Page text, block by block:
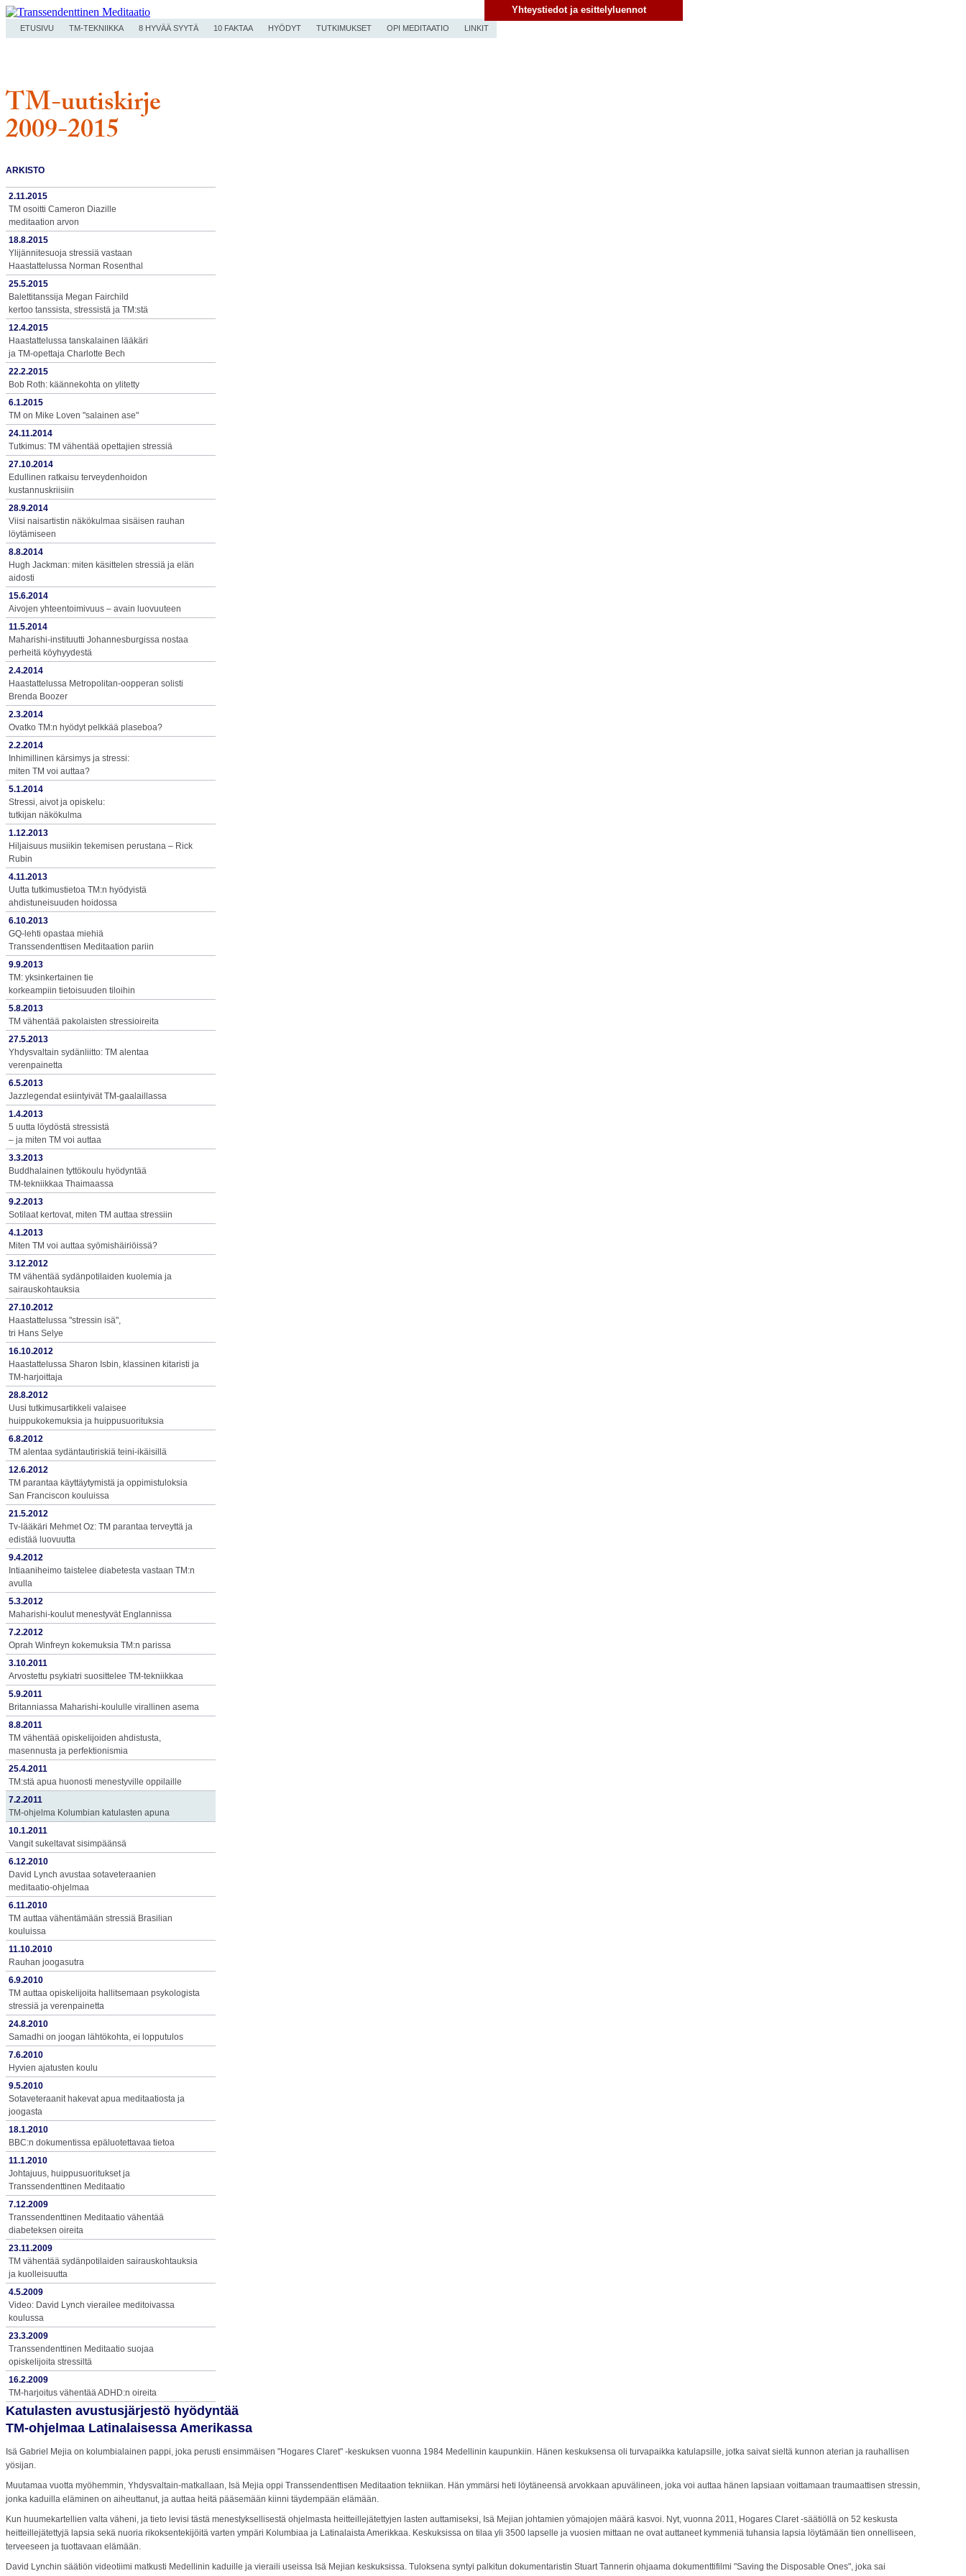
ETUSIVU TM-TEKNIIKKA 8 HYVÄÄ SYYTÄ 10 FAKTAA HYÖDYT TUTKIMUKSET OPI MEDITAATIO LINKIT
TM-uutiskirje
2009-2015
ARKISTO
2.11.2015
TM osoitti Cameron Diazille
meditaation arvon
18.8.2015
Ylijännitesuoja stressiä vastaan
Haastattelussa Norman Rosenthal
25.5.2015
Balettitanssija Megan Fairchild
kertoo tanssista, stressistä ja TM:stä
12.4.2015
Haastattelussa tanskalainen lääkäri
ja TM-opettaja Charlotte Bech
22.2.2015
Bob Roth: käännekohta on ylitetty
6.1.2015
TM on Mike Loven "salainen ase"
24.11.2014
Tutkimus: TM vähentää opettajien stressiä
27.10.2014
Edullinen ratkaisu terveydenhoidon
kustannuskriisiin
28.9.2014
Viisi naisartistin näkökulmaa sisäisen rauhan
löytämiseen
8.8.2014
Hugh Jackman: miten käsittelen stressiä ja elän
aidosti
15.6.2014
Aivojen yhteentoimivuus – avain luovuuteen
11.5.2014
Maharishi-instituutti Johannesburgissa nostaa
perheitä köyhyydestä
2.4.2014
Haastattelussa Metropolitan-oopperan solisti
Brenda Boozer
2.3.2014
Ovatko TM:n hyödyt pelkkää plaseboa?
2.2.2014
Inhimillinen kärsimys ja stressi:
miten TM voi auttaa?
5.1.2014
Stressi, aivot ja opiskelu:
tutkijan näkökulma
1.12.2013
Hiljaisuus musiikin tekemisen perustana – Rick
Rubin
4.11.2013
Uutta tutkimustietoa TM:n hyödyistä
ahdistuneisuuden hoidossa
6.10.2013
GQ-lehti opastaa miehiä
Transsendenttisen Meditaation pariin
9.9.2013
TM: yksinkertainen tie
korkeampiin tietoisuuden tiloihin
5.8.2013
TM vähentää pakolaisten stressioireita
27.5.2013
Yhdysvaltain sydänliitto: TM alentaa
verenpainetta
6.5.2013
Jazzlegendat esiintyivät TM-gaalaillassa
1.4.2013
5 uutta löydöstä stressistä
– ja miten TM voi auttaa
3.3.2013
Buddhalainen tyttökoulu hyödyntää
TM-tekniikkaa Thaimaassa
9.2.2013
Sotilaat kertovat, miten TM auttaa stressiin
4.1.2013
Miten TM voi auttaa syömishäiriöissä?
3.12.2012
TM vähentää sydänpotilaiden kuolemia ja
sairauskohtauksia
27.10.2012
Haastattelussa "stressin isä",
tri Hans Selye
16.10.2012
Haastattelussa Sharon Isbin, klassinen kitaristi ja
TM-harjoittaja
28.8.2012
Uusi tutkimusartikkeli valaisee
huippukokemuksia ja huippusuorituksia
6.8.2012
TM alentaa sydäntautiriskiä teini-ikäisillä
12.6.2012
TM parantaa käyttäytymistä ja oppimistuloksia
San Franciscon kouluissa
21.5.2012
Tv-lääkäri Mehmet Oz: TM parantaa terveyttä ja
edistää luovuutta
9.4.2012
Intiaaniheimo taistelee diabetesta vastaan TM:n
avulla
5.3.2012
Maharishi-koulut menestyvät Englannissa
7.2.2012
Oprah Winfreyn kokemuksia TM:n parissa
3.10.2011
Arvostettu psykiatri suosittelee TM-tekniikkaa
5.9.2011
Britanniassa Maharishi-koululle virallinen asema
8.8.2011
TM vähentää opiskelijoiden ahdistusta,
masennusta ja perfektionismia
25.4.2011
TM:stä apua huonosti menestyville oppilaille
7.2.2011
TM-ohjelma Kolumbian katulasten apuna
10.1.2011
Vangit sukeltavat sisimpäänsä
6.12.2010
David Lynch avustaa sotaveteraanien
meditaatio-ohjelmaa
6.11.2010
TM auttaa vähentämään stressiä Brasilian
kouluissa
11.10.2010
Rauhan joogasutra
6.9.2010
TM auttaa opiskelijoita hallitsemaan psykologista
stressiä ja verenpainetta
24.8.2010
Samadhi on joogan lähtökohta, ei lopputulos
7.6.2010
Hyvien ajatusten koulu
9.5.2010
Sotaveteraanit hakevat apua meditaatiosta ja
joogasta
18.1.2010
BBC:n dokumentissa epäluotettavaa tietoa
11.1.2010
Johtajuus, huippusuoritukset ja
Transsendenttinen Meditaatio
7.12.2009
Transsendenttinen Meditaatio vähentää
diabeteksen oireita
23.11.2009
TM vähentää sydänpotilaiden sairauskohtauksia
ja kuolleisuutta
4.5.2009
Video: David Lynch vierailee meditoivassa
koulussa
23.3.2009
Transsendenttinen Meditaatio suojaa
opiskelijoita stressiltä
16.2.2009
TM-harjoitus vähentää ADHD:n oireita
Katulasten avustusjärjestö hyödyntää
TM-ohjelmaa Latinalaisessa Amerikassa
Isä Gabriel Mejia on kolumbialainen pappi, joka perusti ensimmäisen "Hogares Claret" -keskuksen vuonna 1984 Medellinin kaupunkiin. Hänen keskuksensa oli turvapaikka katulapsille, jotka saivat sieltä kunnon aterian ja rauhallisen
yösijan.
Muutamaa vuotta myöhemmin, Yhdysvaltain-matkallaan, Isä Mejia oppi Transsendenttisen Meditaation tekniikan. Hän ymmärsi heti löytäneensä arvokkaan apuvälineen, joka voi auttaa hänen lapsiaan voittamaan traumaattisen stressin,
jonka kaduilla eläminen on aiheuttanut, ja auttaa heitä pääsemään kiinni täydempään elämään.
Kun huumekartellien valta väheni, ja tieto levisi tästä menestyksellisestä ohjelmasta heitteillejätettyjen lasten auttamiseksi, Isä Mejian johtamien yömajojen määrä kasvoi. Nyt, vuonna 2011, Hogares Claret -säätiöllä on 52 keskusta
heitteillejätettyjä lapsia sekä nuoria rikoksentekijöitä varten ympäri Kolumbiaa ja Latinalaista Amerikkaa. Keskuksissa on tilaa yli 3500 lapselle ja vuosien mittaan ne ovat auttaneet kymmeniä tuhansia lapsia löytämään tien onnelliseen,
terveeseen ja tuottavaan elämään.
David Lynchin säätiön videotiimi matkusti Medellinin kaduille ja vieraili useissa Isä Mejian keskuksissa. Tuloksena syntyi palkitun dokumentaristin Stuart Tannerin ohjaama dokumenttifilmi "Saving the Disposable Ones", joka sai
Yhteystiedot ja esittelyluennot